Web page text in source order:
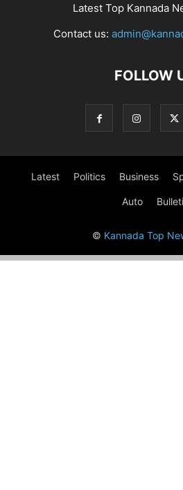
Latest Top Kannada
Contact us:
FOLLOW
Latest Politics Business
Auto
© Kannada Top